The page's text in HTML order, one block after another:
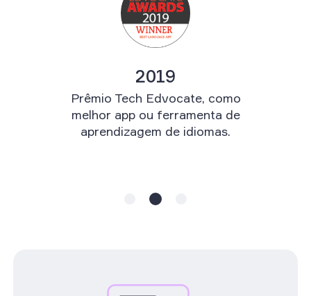
2019
Prêmio Tech Edvocate, como
melhor app ou ferramenta de
aprendizagem de idiomas.